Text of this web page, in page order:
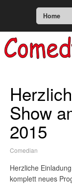
Home
Show
2015
Comedian
Herzliche
komplett neues